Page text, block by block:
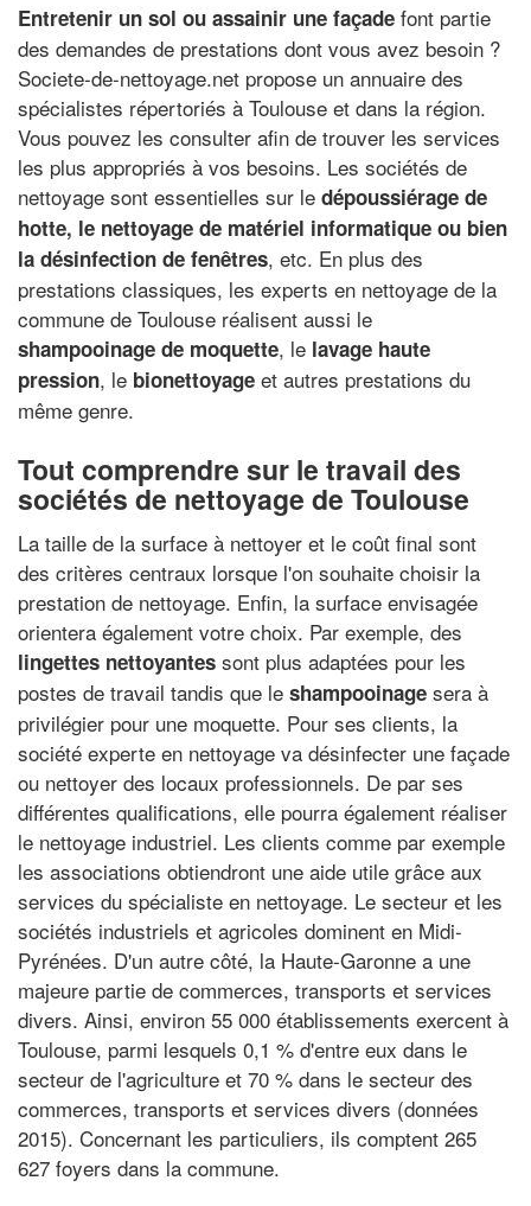
Entretenir un sol ou assainir une façade font partie
des demandes de prestations dont vous avez besoin ?
Societe-de-nettoyage.net propose un annuaire des
spécialistes répertoriés à Toulouse et dans la région.
Vous pouvez les consulter afin de trouver les services
les plus appropriés à vos besoins. Les sociétés de
nettoyage sont essentielles sur le dépoussiérage de
hotte, le nettoyage de matériel informatique ou bien
la désinfection de fenêtres, etc. En plus des
prestations classiques, les experts en nettoyage de la
commune de Toulouse réalisent aussi le
shampooinage de moquette, le lavage haute
pression, le bionettoyage et autres prestations du
même genre.
Tout comprendre sur le travail des
sociétés de nettoyage de Toulouse
La taille de la surface à nettoyer et le coût final sont
des critères centraux lorsque l'on souhaite choisir la
prestation de nettoyage. Enfin, la surface envisagée
orientera également votre choix. Par exemple, des
lingettes nettoyantes sont plus adaptées pour les
postes de travail tandis que le shampooinage sera à
privilégier pour une moquette. Pour ses clients, la
société experte en nettoyage va désinfecter une façade
ou nettoyer des locaux professionnels. De par ses
différentes qualifications, elle pourra également réaliser
le nettoyage industriel. Les clients comme par exemple
les associations obtiendront une aide utile grâce aux
services du spécialiste en nettoyage. Le secteur et les
sociétés industriels et agricoles dominent en Midi-
Pyrénées. D'un autre côté, la Haute-Garonne a une
majeure partie de commerces, transports et services
divers. Ainsi, environ 55 000 établissements exercent à
Toulouse, parmi lesquels 0,1 % d'entre eux dans le
secteur de l'agriculture et 70 % dans le secteur des
commerces, transports et services divers (données
2015). Concernant les particuliers, ils comptent 265
627 foyers dans la commune.